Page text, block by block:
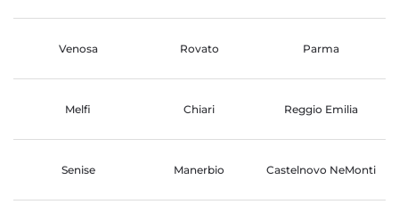
Venosa Rovato Parma
Melfi Chiari Reggio Emilia
Senise Manerbio Castelnovo NeMonti